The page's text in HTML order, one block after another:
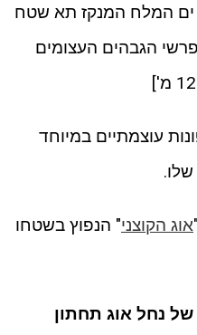
ים המלח המנקז תא שטח
הגבהים העצומים
עוצמתיים במיוחד
אוג הקוצני" הנפוץ בשטחו
נחל אוג תחתון